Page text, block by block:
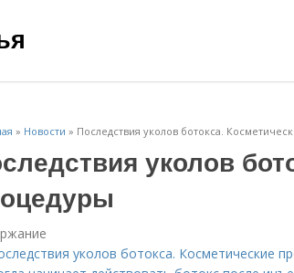
» Новости » Последствия уколов ботокса.
уколов
уколов ботокса. Косметические